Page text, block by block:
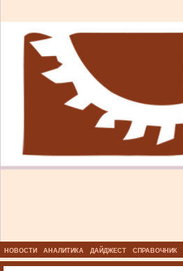
НОВОСТИ АНАЛИТИКА ДАЙДЖЕСТ СПРАВОЧНИК